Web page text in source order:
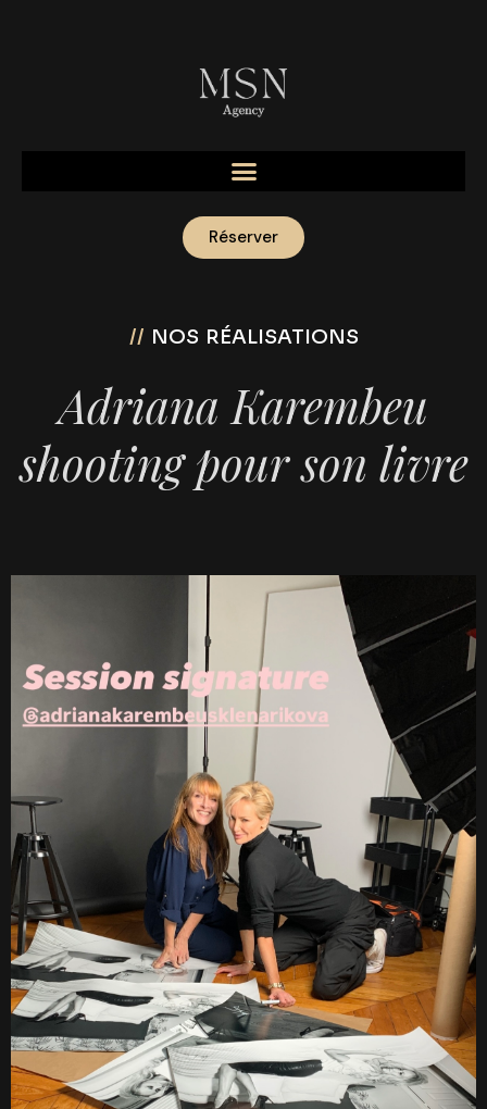
Réserver
// NOS RÉALISATIONS
Adriana Karembeu
shooting pour son livre